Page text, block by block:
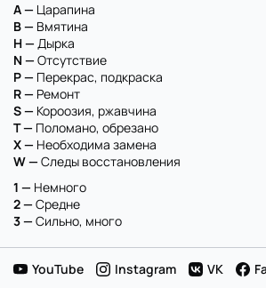
A — Царапина
B — Вмятина
H — Дырка
N — Отсутствие
P — Перекрас, подкраска
R — Ремонт
S — Короозия, ржавчина
T — Поломано, обрезано
X — Необходима замена
W — Следы восстановления
1 — Немного
2 — Средне
3 — Сильно, много
YouTube Instagram VK